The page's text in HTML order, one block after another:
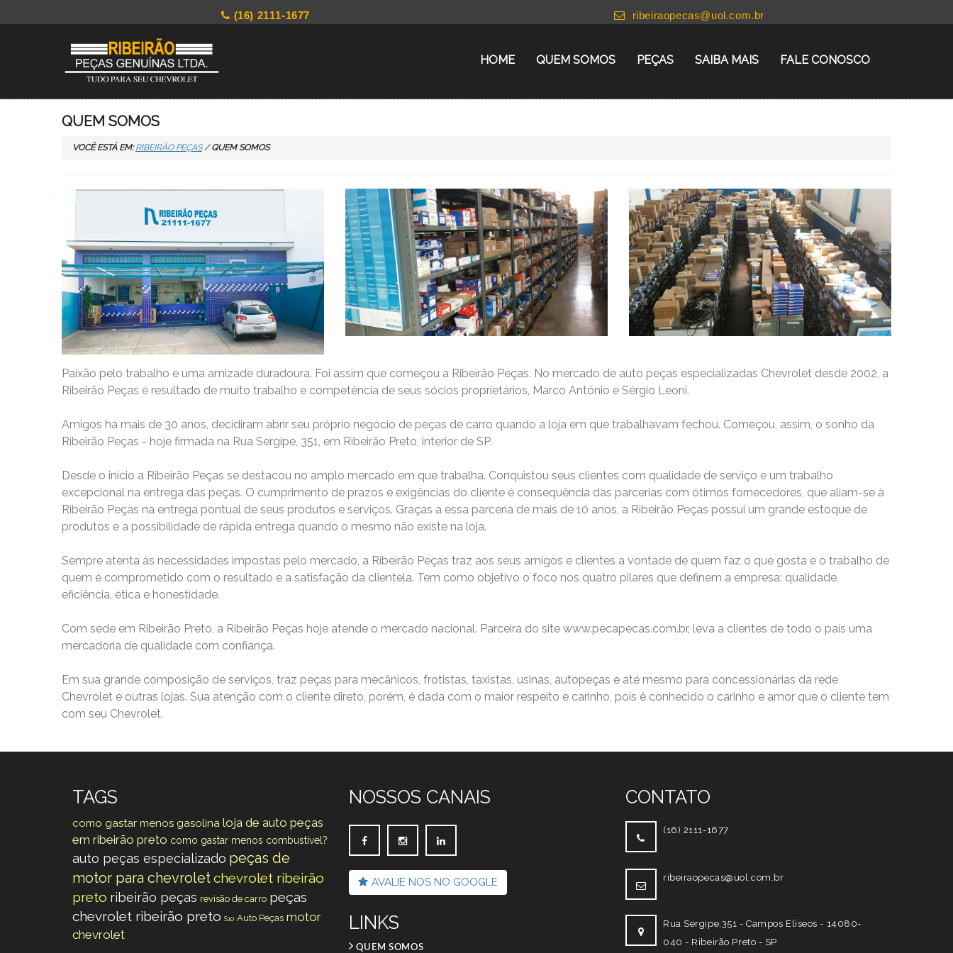
(16) 2111-1677 ribeiraopecas@uol.com.br
HOME QUEM SOMOS PEÇAS SAIBA MAIS FALE CONOSCO
QUEM SOMOS
VOCÊ ESTÁ EM: RIBEIRÃO PEÇAS/QUEM SOMOS
Paixão pelo trabalho e uma amizade duradoura. Foi assim que começou a Ribeirão Peças. No mercado de auto peças especializadas Chevrolet desde 2002, a
Ribeirão Peças é resultado de muito trabalho e competência de seus sócios proprietários, Marco Antônio e Sérgio Leoni.
Amigos há mais de 30 anos, decidiram abrir seu próprio negócio de peças de carro quando a loja em que trabalhavam fechou. Começou, assim, o sonho da
Ribeirão Peças - hoje firmada na Rua Sergipe, 351, em Ribeirão Preto, interior de SP.
Desde o início a Ribeirão Peças se destacou no amplo mercado em que trabalha. Conquistou seus clientes com qualidade de serviço e um trabalho
excepcional na entrega das peças. O cumprimento de prazos e exigências do cliente é consequência das parcerias com ótimos fornecedores, que aliam-se à
Ribeirão Peças na entrega pontual de seus produtos e serviços. Graças a essa parceria de mais de 10 anos, a Ribeirão Peças possui um grande estoque de
produtos e a possibilidade de rápida entrega quando o mesmo não existe na loja.
Sempre atenta às necessidades impostas pelo mercado, a Ribeirão Peças traz aos seus amigos e clientes a vontade de quem faz o que gosta e o trabalho de
quem é comprometido com o resultado e a satisfação da clientela. Tem como objetivo o foco nos quatro pilares que definem a empresa: qualidade,
eficiência, ética e honestidade.
Com sede em Ribeirão Preto, a Ribeirão Peças hoje atende o mercado nacional. Parceira do site www.pecapecas.com.br, leva a clientes de todo o país uma
mercadoria de qualidade com confiança.
Em sua grande composição de serviços, traz peças para mecânicos, frotistas, taxistas, usinas, autopeças e até mesmo para concessionárias da rede
Chevrolet e outras lojas. Sua atenção com o cliente direto, porém, é dada com o maior respeito e carinho, pois é conhecido o carinho e amor que o cliente tem
com seu Chevrolet.
TAGS
como gastar menos gasolina loja de auto peças
em ribeirão preto como gastar menos combustível?
auto peças especializado peças de
motor para chevroletchevrolet ribeirão
preto ribeirão peças revisão de carro peças
chevrolet ribeirão preto S10 Auto Peças motor
chevrolet
NOSSOS CANAIS
AVALIE NOS NO GOOGLE
LINKS
QUEM SOMOS
CONTATO
(16) 2111-1677
ribeiraopecas@uol.com.br
Rua Sergipe,351 - Campos Elíseos - 14080-
040 - Ribeirão Preto - SP